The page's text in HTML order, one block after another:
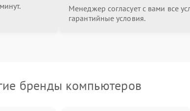
Менеджер согласует с вами все
гарантийные условия.
бренды компьютеров